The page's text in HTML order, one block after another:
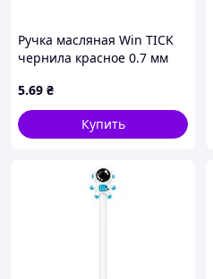
Ручка масляная Win TICK
чернила красное 0.7 мм
5.69 ₴
Купить